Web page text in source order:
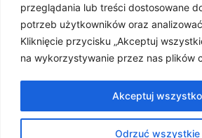
przeglądania lub treści dostosowane
potrzeb użytkowników oraz
Kliknięcie przycisku „Akceptuj
na wykorzystywanie przez nas plików
Odrzuć wszystkie
Akceptuj wszystko
zastrzeżone